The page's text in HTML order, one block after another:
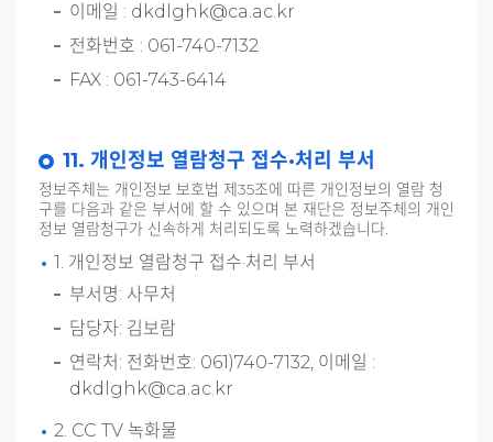
이메일 : dkdlghk@ca.ac.kr
전화번호 : 061-740-7132
FAX : 061-743-6414
11. 개인정보 열람청구 접수·처리 부서
정보주체는 개인정보 보호법 제35조에 따른 개인정보의 열람 청
구를 다음과 같은 부서에 할 수 있으며 본 재단은 정보주체의 개인
정보 열람청구가 신속하게 처리되도록 노력하겠습니다.
1. 개인정보 열람청구 접수·처리 부서
부서명: 사무처
담당자: 김보람
연락처: 전화번호: 061)740-7132, 이메일 :
dkdlghk@ca.ac.kr
2. CC TV 녹화물